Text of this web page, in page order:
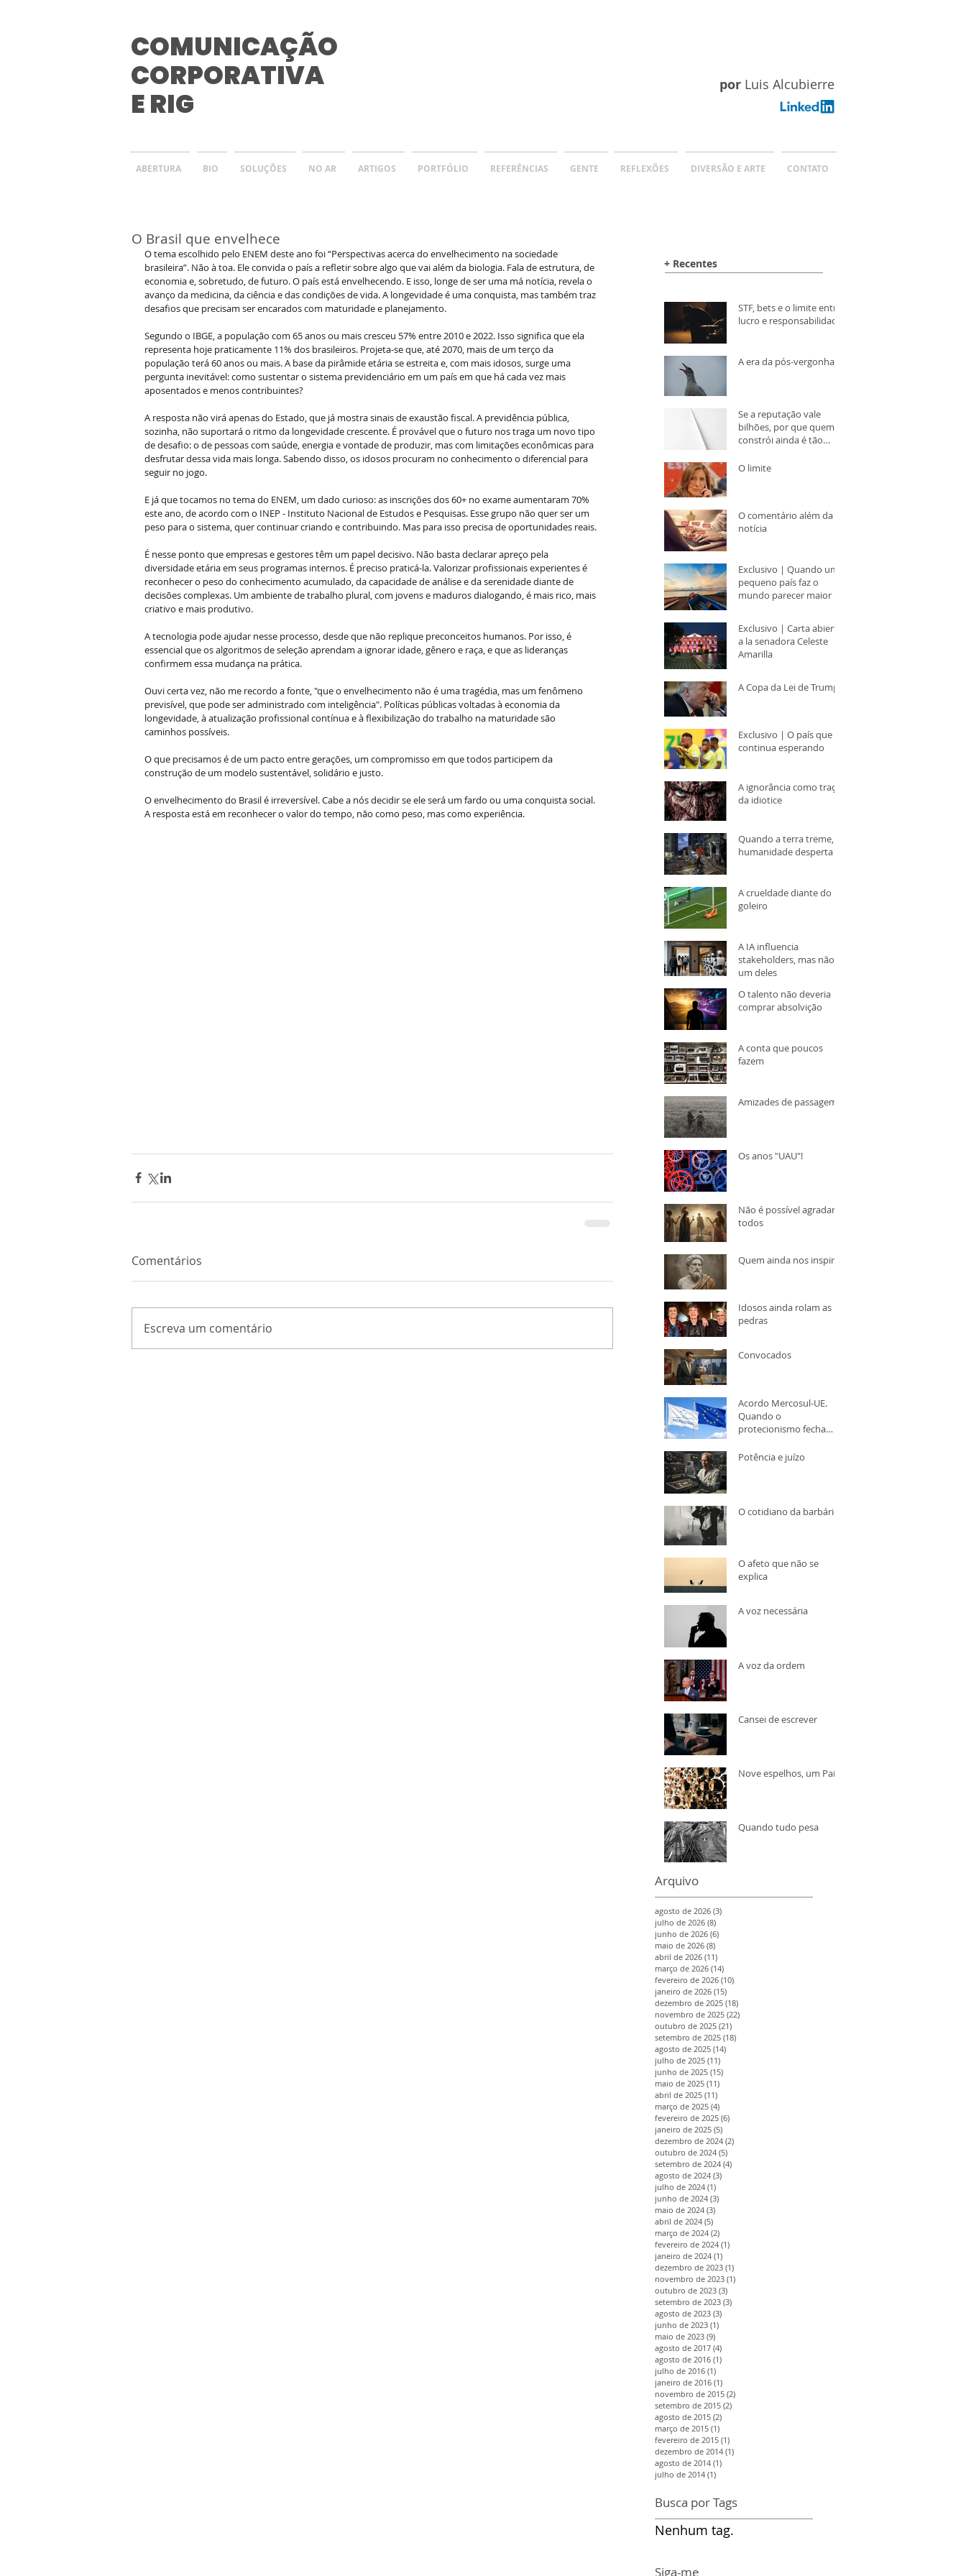
COMUNICAÇÃO
CORPORATIVA
E RIG
por Luis Alcubierre
ABERTURA BIO SOLUÇÕES NO AR ARTIGOS PORTFÓLIO REFERÊNCIAS GENTE REFLEXÕES DIVERSÃO E ARTE CONTATO
O Brasil que envelhece
O tema escolhido pelo ENEM deste ano foi “Perspectivas acerca do envelhecimento na sociedade
brasileira”. Não à toa. Ele convida o país a refletir sobre algo que vai além da biologia. Fala de estrutura, de
economia e, sobretudo, de futuro. O país está envelhecendo. E isso, longe de ser uma má notícia, revela o
avanço da medicina, da ciência e das condições de vida. A longevidade é uma conquista, mas também traz
desafios que precisam ser encarados com maturidade e planejamento.
Segundo o IBGE, a população com 65 anos ou mais cresceu 57% entre 2010 e 2022. Isso significa que ela
representa hoje praticamente 11% dos brasileiros. Projeta-se que, até 2070, mais de um terço da
população terá 60 anos ou mais. A base da pirâmide etária se estreita e, com mais idosos, surge uma
pergunta inevitável: como sustentar o sistema previdenciário em um país em que há cada vez mais
aposentados e menos contribuintes?
A resposta não virá apenas do Estado, que já mostra sinais de exaustão fiscal. A previdência pública,
sozinha, não suportará o ritmo da longevidade crescente. É provável que o futuro nos traga um novo tipo
de desafio: o de pessoas com saúde, energia e vontade de produzir, mas com limitações econômicas para
desfrutar dessa vida mais longa. Sabendo disso, os idosos procuram no conhecimento o diferencial para
seguir no jogo.
E já que tocamos no tema do ENEM, um dado curioso: as inscrições dos 60+ no exame aumentaram 70%
este ano, de acordo com o INEP - Instituto Nacional de Estudos e Pesquisas. Esse grupo não quer ser um
peso para o sistema, quer continuar criando e contribuindo. Mas para isso precisa de oportunidades reais.
É nesse ponto que empresas e gestores têm um papel decisivo. Não basta declarar apreço pela
diversidade etária em seus programas internos. É preciso praticá-la. Valorizar profissionais experientes é
reconhecer o peso do conhecimento acumulado, da capacidade de análise e da serenidade diante de
decisões complexas. Um ambiente de trabalho plural, com jovens e maduros dialogando, é mais rico, mais
criativo e mais produtivo.
A tecnologia pode ajudar nesse processo, desde que não replique preconceitos humanos. Por isso, é
essencial que os algoritmos de seleção aprendam a ignorar idade, gênero e raça, e que as lideranças
confirmem essa mudança na prática.
Ouvi certa vez, não me recordo a fonte, "que o envelhecimento não é uma tragédia, mas um fenômeno
previsível, que pode ser administrado com inteligência". Políticas públicas voltadas à economia da
longevidade, à atualização profissional contínua e à flexibilização do trabalho na maturidade são
caminhos possíveis.
O que precisamos é de um pacto entre gerações, um compromisso em que todos participem da
construção de um modelo sustentável, solidário e justo.
O envelhecimento do Brasil é irreversível. Cabe a nós decidir se ele será um fardo ou uma conquista social.
A resposta está em reconhecer o valor do tempo, não como peso, mas como experiência.
Comentários
Escreva um comentário
+ Recentes
STF, bets e o limite entre
lucro e responsabilidade
A era da pós-vergonha
Se a reputação vale
bilhões, por que quem a
constrói ainda é tão
O limite
O comentário além da
notícia
Exclusivo | Quando um
pequeno país faz o
mundo parecer maior
Exclusivo | Carta abierta
a la senadora Celeste
Amarilla
A Copa da Lei de Trump
Exclusivo | O país que
continua esperando
A ignorância como traço
da idiotice
Quando a terra treme, a
humanidade desperta
A crueldade diante do
goleiro
A IA influencia
stakeholders, mas não é
um deles
O talento não deveria
comprar absolvição
A conta que poucos
fazem
Amizades de passagem
Os anos "UAU"!
Não é possível agradar a
todos
Quem ainda nos inspira?
Idosos ainda rolam as
pedras
Convocados
Acordo Mercosul-UE.
Quando o
protecionismo fecha
o consumidor
Potência e juízo
O cotidiano da barbárie
O afeto que não se
explica
A voz necessária
A voz da ordem
Cansei de escrever
Nove espelhos, um País
Quando tudo pesa
Arquivo
agosto de 2026 (3)
julho de 2026 (8)
junho de 2026 (6)
maio de 2026 (8)
abril de 2026 (11)
março de 2026 (14)
fevereiro de 2026 (10)
janeiro de 2026 (15)
dezembro de 2025 (18)
novembro de 2025 (22)
outubro de 2025 (21)
setembro de 2025 (18)
agosto de 2025 (14)
julho de 2025 (11)
junho de 2025 (15)
maio de 2025 (11)
abril de 2025 (11)
março de 2025 (4)
fevereiro de 2025 (6)
janeiro de 2025 (5)
dezembro de 2024 (2)
outubro de 2024 (5)
setembro de 2024 (4)
agosto de 2024 (3)
julho de 2024 (1)
junho de 2024 (3)
maio de 2024 (3)
abril de 2024 (5)
março de 2024 (2)
fevereiro de 2024 (1)
janeiro de 2024 (1)
dezembro de 2023 (1)
novembro de 2023 (1)
outubro de 2023 (3)
setembro de 2023 (3)
agosto de 2023 (3)
junho de 2023 (1)
maio de 2023 (9)
agosto de 2017 (4)
agosto de 2016 (1)
julho de 2016 (1)
janeiro de 2016 (1)
novembro de 2015 (2)
setembro de 2015 (2)
agosto de 2015 (2)
março de 2015 (1)
fevereiro de 2015 (1)
dezembro de 2014 (1)
agosto de 2014 (1)
julho de 2014 (1)
Busca por Tags
Nenhum tag.
Siga-me